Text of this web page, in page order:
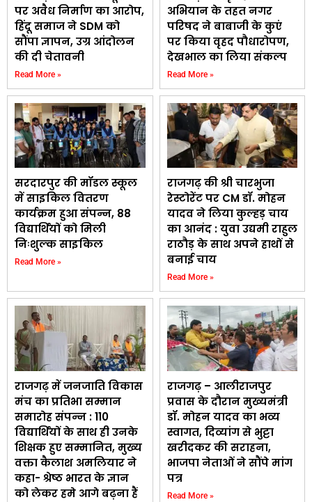
पर अवैध निर्माण का आरोप,
हिंदू समाज ने SDM को
सौंपा ज्ञापन, उग्र आंदोलन
की दी चेतावनी
Read More »
अभियान के तहत नगर
परिषद ने बाबाजी के कुएं
पर किया वृहद पौधारोपण,
देखभाल का लिया संकल्प
Read More »
सरदारपुर की मॉडल स्कूल
में साइकिल वितरण
कार्यक्रम हुआ संपन्न, 88
विद्यार्थियों को मिली
निःशुल्क साइकिल
Read More »
राजगढ़ की श्री चारभुजा
रेस्टोरेंट पर CM डॉ. मोहन
यादव ने लिया कुल्हड़ चाय
का आनंद : युवा उद्यमी राहुल
राठौड़ के साथ अपने हाथों से
बनाई चाय
Read More »
राजगढ़ में जनजाति विकास
मंच का प्रतिभा सम्मान
समारोह संपन्न : 110
विद्यार्थियों के साथ ही उनके
शिक्षक हुए सम्मानित, मुख्य
वक्ता कैलाश अमलियार ने
कहा- श्रेष्ठ भारत के ज्ञान
को लेकर हमे आगे बढ़ना हैं
राजगढ़ – आलीराजपुर
प्रवास के दौरान मुख्यमंत्री
डॉ. मोहन यादव का भव्य
स्वागत, दिव्यांग से भुट्टा
खरीदकर की सराहना,
भाजपा नेताओं ने सौंपे मांग
पत्र
Read More »